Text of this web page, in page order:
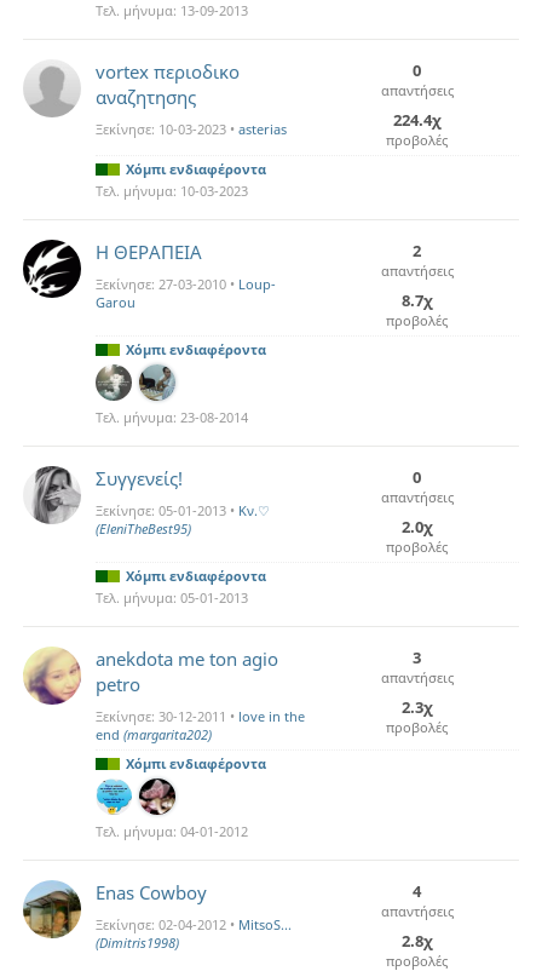
Τελ. μήνυμα: 13-09-2013
vortex περιοδικο
αναζητησης
Ξεκίνησε: 10-03-2023 • asterias
0
απαντήσεις
224.4χ
προβολές
Χόμπι ενδιαφέροντα
Τελ. μήνυμα: 10-03-2023
Η ΘΕΡΑΠΕΙΑ
Ξεκίνησε: 27-03-2010 • Loup-
Garou
2
απαντήσεις
8.7χ
προβολές
Χόμπι ενδιαφέροντα
Τελ. μήνυμα: 23-08-2014
Συγγενείς!
Ξεκίνησε: 05-01-2013 • Kν.♡
(EleniTheBest95)
0
απαντήσεις
2.0χ
προβολές
Χόμπι ενδιαφέροντα
Τελ. μήνυμα: 05-01-2013
anekdota me ton agio
petro
Ξεκίνησε: 30-12-2011 • love in the
end (margarita202)
3
απαντήσεις
2.3χ
προβολές
Χόμπι ενδιαφέροντα
Τελ. μήνυμα: 04-01-2012
Enas Cowboy
Ξεκίνησε: 02-04-2012 • MitsoS...
(Dimitris1998)
4
απαντήσεις
2.8χ
προβολές